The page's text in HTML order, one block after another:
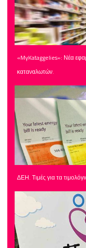
«MyKataggelies»: Νέα
καταναλωτών.
ΔΕΗ. Τιμές για τα